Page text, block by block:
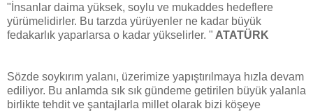
"İnsanlar daima yüksek, soylu ve mukaddes hedeflere
yürümelidirler. Bu tarzda yürüyenler ne kadar büyük
fedakarlık yaparlarsa o kadar yükselirler. " ATATÜRK
Sözde soykırım yalanı, üzerimize yapıştırılmaya hızla devam
ediliyor. Bu anlamda sık sık gündeme getirilen büyük yalanla
birlikte tehdit ve şantajlarla millet olarak bizi köşeye